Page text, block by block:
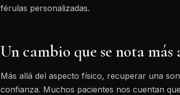
férulas personalizadas.
Un cambio que se nota
Más allá del aspecto físico, recuperar una
confianza. Muchos pacientes nos cuentan